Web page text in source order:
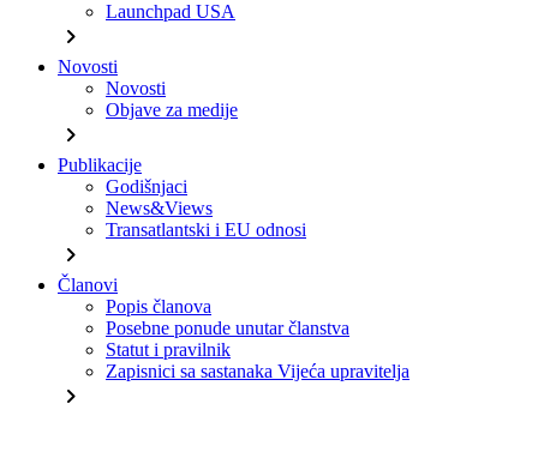
Launchpad USA
chevron_right
Novosti
Novosti
Objave za medije
chevron_right
Publikacije
Godišnjaci
News&Views
Transatlantski i EU odnosi
chevron_right
Članovi
Popis članova
Posebne ponude unutar članstva
Statut i pravilnik
Zapisnici sa sastanaka Vijeća upravitelja
chevron_right